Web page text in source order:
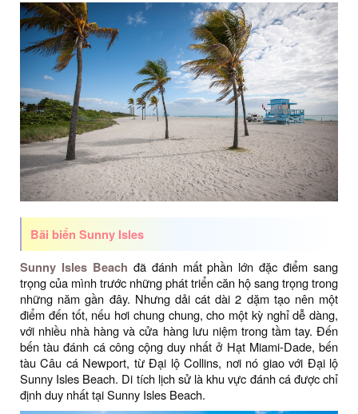
Bãi biển Sunny Isles
Sunny Isles Beach đã đánh mất phần lớn đặc điểm sang
trọng của mình trước những phát triển căn hộ sang trọng trong
những năm gần đây. Nhưng dải cát dài 2 dặm tạo nên một
điểm đến tốt, nếu hơi chung chung, cho một kỳ nghỉ dễ dàng,
với nhiều nhà hàng và cửa hàng lưu niệm trong tầm tay. Đến
bến tàu đánh cá công cộng duy nhất ở Hạt Miami-Dade, bến
tàu Câu cá Newport, từ Đại lộ Collins, nơi nó giao với Đại lộ
Sunny Isles Beach. Di tích lịch sử là khu vực đánh cá được chỉ
định duy nhất tại Sunny Isles Beach.